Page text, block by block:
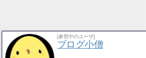
[参照中のユーザ]
ブログ小僧